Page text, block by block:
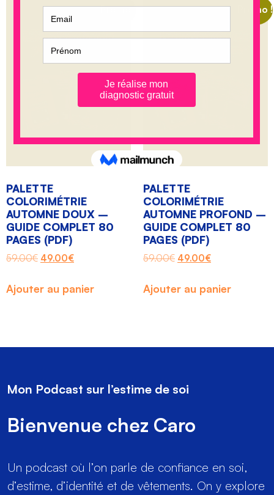
Promo !
PALETTE
COLORIMÉTRIE
AUTOMNE DOUX –
GUIDE COMPLET 80
PAGES (PDF)
59.00€ 49.00€
Ajouter au panier
Promo !
PALETTE
COLORIMÉTRIE
AUTOMNE PROFOND –
GUIDE COMPLET 80
PAGES (PDF)
59.00€ 49.00€
Ajouter au panier
Mon Podcast sur l’estime de soi
Bienvenue chez Caro
Un podcast où l’on parle de confiance en soi,
d’estime, d’identité et de vêtements. On y explore